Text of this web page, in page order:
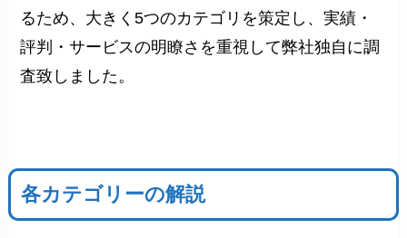
るため、大きく5つのカテゴリを策定し、実績・
評判・サービスの明瞭さを重視して弊社独自に調
査致しました。
各カテゴリーの解説